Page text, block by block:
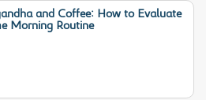
and Coffee: How to Evaluate
Morning Routine